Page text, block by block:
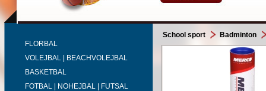
FLORBAL
VOLEJBAL | BEACHVOLEJBAL
BASKETBAL
FOTBAL | NOHEJBAL | FUTSAL
School sport Badminton